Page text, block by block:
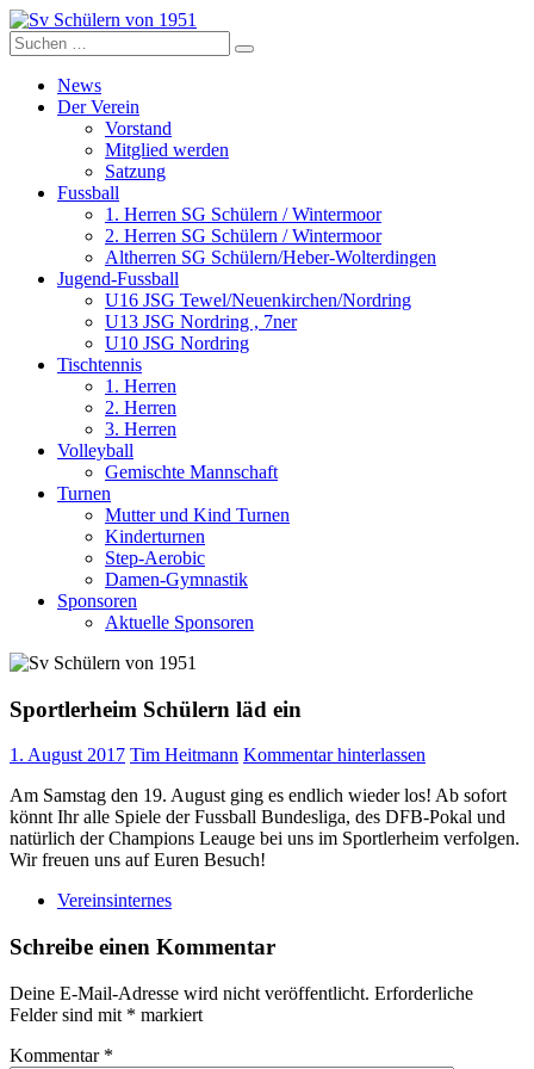
Zum
Inhalt
springen
Sv Schülern von 1951
Dorffussball in Schneverdingen
Suche
nach:
News
Der Verein
Vorstand
Mitglied werden
Satzung
Fussball
1. Herren SG Schülern / Wintermoor
2. Herren SG Schülern / Wintermoor
Altherren SG Schülern/Heber-Wolterdingen
Jugend-Fussball
U16 JSG Tewel/Neuenkirchen/Nordring
U13 JSG Nordring , 7ner
U10 JSG Nordring
Tischtennis
1. Herren
2. Herren
3. Herren
Volleyball
Gemischte Mannschaft
Turnen
Mutter und Kind Turnen
Kinderturnen
Step-Aerobic
Damen-Gymnastik
Sponsoren
Aktuelle Sponsoren
Sportlerheim Schülern läd ein
1. August 2017 Tim Heitmann Kommentar hinterlassen
Am Samstag den 19. August ging es endlich wieder los! Ab sofort
könnt Ihr alle Spiele der Fussball Bundesliga, des DFB-Pokal und
natürlich der Champions Leauge bei uns im Sportlerheim verfolgen.
Wir freuen uns auf Euren Besuch!
Vereinsinternes
Schreibe einen Kommentar
Deine E-Mail-Adresse wird nicht veröffentlicht. Erforderliche
Felder sind mit * markiert
Kommentar *